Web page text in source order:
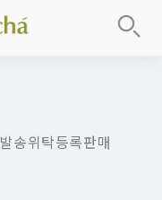
발송위탁등록판매